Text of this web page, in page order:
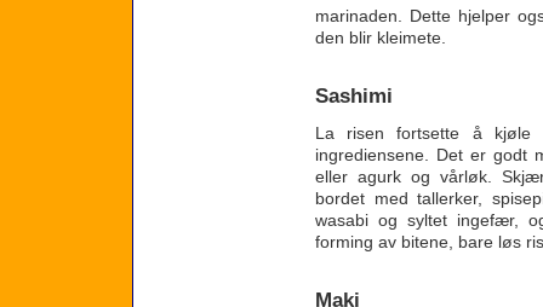
marinaden. Dette hjelper
den blir kleimete.
Sashimi
La risen fortsette å
ingrediensene. Det er godt
eller agurk og vårløk.
bordet med tallerker,
wasabi og syltet ingefær,
forming av bitene, bare løs
Maki